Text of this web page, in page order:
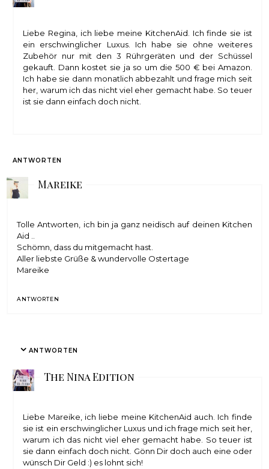
Liebe Regina, ich liebe meine KitchenAid. Ich finde sie ist
ein erschwinglicher Luxus. Ich habe sie ohne weiteres
Zubehör nur mit den 3 Rührgeräten und der Schüssel
gekauft. Dann kostet sie ja so um die 500 € bei Amazon.
Ich habe sie dann monatlich abbezahlt und frage mich seit
her, warum ich das nicht viel eher gemacht habe. So teuer
ist sie dann einfach doch nicht.
ANTWORTEN
Mareike
Tolle Antworten, ich bin ja ganz neidisch auf deinen Kitchen
Aid ..
Schömn, dass du mitgemacht hast.
Aller liebste Grüße & wundervolle Ostertage
Mareike
ANTWORTEN
ANTWORTEN
The Nina Edition
Liebe Mareike, ich liebe meine KitchenAid auch. Ich finde
sie ist ein erschwinglicher Luxus und ich frage mich seit her,
warum ich das nicht viel eher gemacht habe. So teuer ist
sie dann einfach doch nicht. Gönn Dir doch auch eine oder
wünsch Dir Geld :) es lohnt sich!